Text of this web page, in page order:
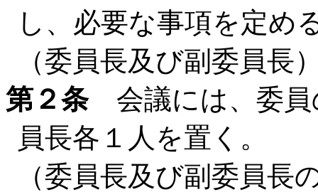
し、必要な事項を定め
（委員長及び副委員長
第２条会議には、委員
員長各１人を置く。
（委員長及び副委員長